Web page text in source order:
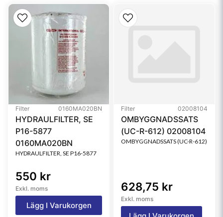
Filter 0160MA020BN
HYDRAULFILTER, SE
P16-5877
0160MA020BN
HYDRAULFILTER, SE P16-5877
550 kr
Exkl. moms
Lägg I Varukorgen
Filter 02008104
OMBYGGNADSSATS
(UC-R-612) 02008104
OMBYGGNADSSATS (UC-R-612)
628,75 kr
Exkl. moms